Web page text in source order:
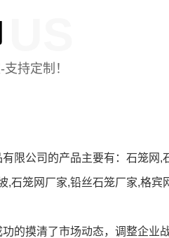
持定制！
有限公司的产品主要有：石笼
,石笼网厂家,铅丝石笼厂家,格
的摸清了市场动态，调整企业